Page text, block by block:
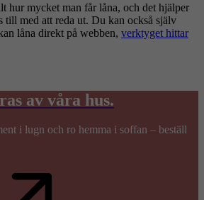
hur mycket man får låna, och det hjälper
till med att reda ut. Du kan också själv
låna direkt på webben, verktyget hittar
av våra hus.
i lugn och ro hemma i soffan – beställ